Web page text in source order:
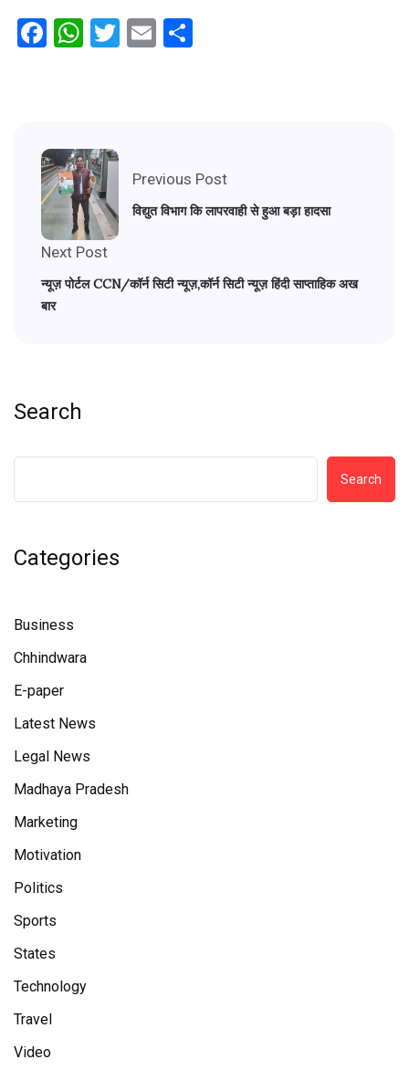
Facebook
WhatsApp
Twitter
Email
Previous Post
विद्युत विभाग कि लापरवाही से हुआ बड़ा हादसा
Next Post
न्यूज़ पोर्टल CCN/कॉर्न सिटी न्यूज़,कॉर्न सिटी न्यूज़ हिंदी साप्ताहिक अख
बार
Search
Search
Categories
Business
Chhindwara
E-paper
Latest News
Legal News
Madhaya Pradesh
Marketing
Motivation
Politics
Sports
States
Technology
Travel
Video